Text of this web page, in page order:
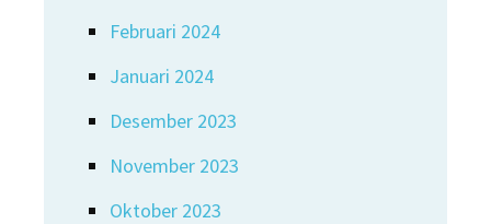
Februari 2024
Januari 2024
Desember 2023
November 2023
Oktober 2023